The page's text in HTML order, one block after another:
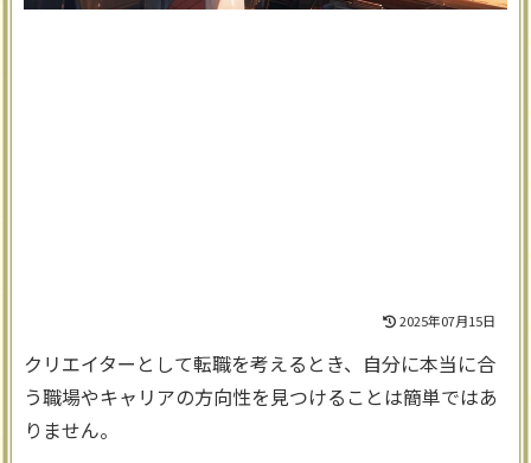
2025年07月15日
クリエイターとして転職を考えるとき、自分に本当に合
う職場やキャリアの方向性を見つけることは簡単ではあ
りません。